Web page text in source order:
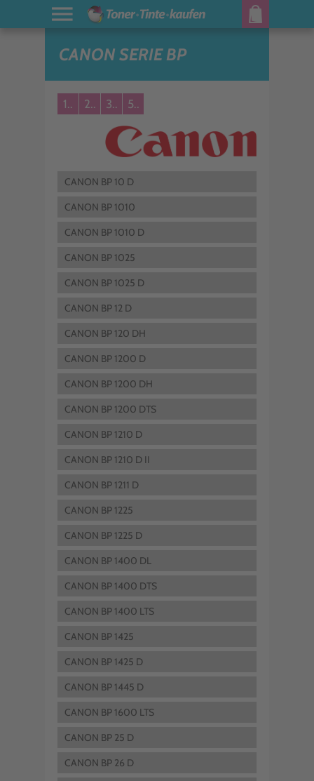
CANON SERIE BP
1.. 2.. 3.. 5..
CANON BP 10 D
CANON BP 1010
CANON BP 1010 D
CANON BP 1025
CANON BP 1025 D
CANON BP 12 D
CANON BP 120 DH
CANON BP 1200 D
CANON BP 1200 DH
CANON BP 1200 DTS
CANON BP 1210 D
CANON BP 1210 D II
CANON BP 1211 D
CANON BP 1225
CANON BP 1225 D
CANON BP 1400 DL
CANON BP 1400 DTS
CANON BP 1400 LTS
CANON BP 1425
CANON BP 1425 D
CANON BP 1445 D
CANON BP 1600 LTS
CANON BP 25 D
CANON BP 26 D